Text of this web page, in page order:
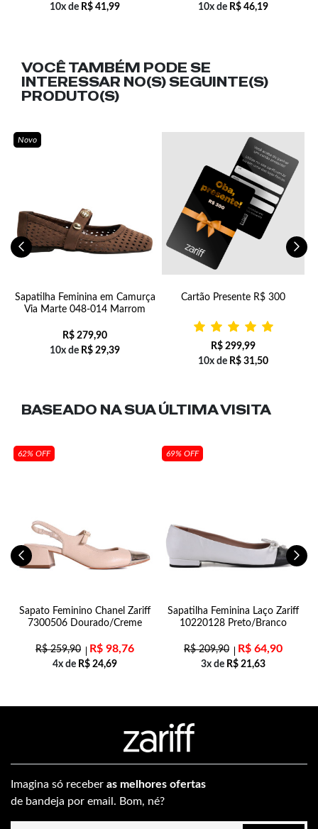
10x de R$ 41,99 10x de R$ 46,19
VOCÊ TAMBÉM PODE SE
INTERESSAR NO(S) SEGUINTE(S)
PRODUTO(S)
Novo
Sapatilha Feminina em Camurça
Via Marte 048-014 Marrom
R$ 279,90
10x de R$ 29,39
Cartão Presente R$ 300
R$ 299,99
10x de R$ 31,50
BASEADO NA SUAÚLTIMA VISITA
62% OFF
Sapato Feminino Chanel Zariff
7300506 Dourado/Creme
R$259,90 R$ 98,76
4x de R$ 24,69
69% OFF
Sapatilha Feminina Laço Zariff
10220128 Preto/Branco
R$209,90 R$ 64,90
3x de R$ 21,63
Imagina só receber as melhores ofertas
de bandeja por email. Bom, né?